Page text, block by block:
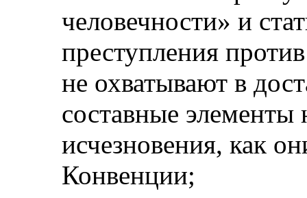
человечности» и
преступления
не охватывают в
составные элементы
исчезновения, как
Конвенции;